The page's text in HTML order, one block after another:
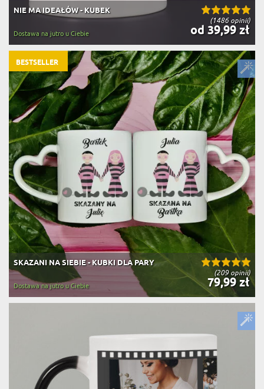
(1486 opinii)
NIE MA IDEAŁÓW - KUBEK
od 39,99 zł
Dostawa na jutro u Ciebie
(209 opinii)
SKAZANI NA SIEBIE - KUBKI DLA PARY
79,99 zł
Dostawa na jutro u Ciebie
BESTSELLER